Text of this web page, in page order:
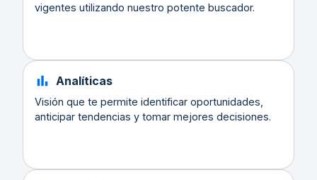
vigentes utilizando nuestro potente buscador.
Analíticas
Visión que te permite identificar oportunidades,
anticipar tendencias y tomar mejores decisiones.